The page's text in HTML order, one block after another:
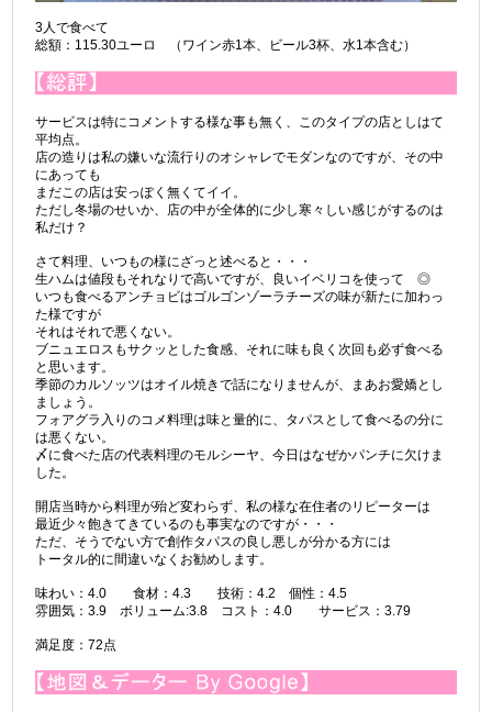
3人で食べて
総額：115.30ユーロ （ワイン赤1本、ビール3杯、水1本含む）
サービスは特にコメントする様な事も無く、このタイプの店としはて
平均点。
店の造りは私の嫌いな流行りのオシャレでモダンなのですが、その中
にあっても
まだこの店は安っぽく無くてイイ。
ただし冬場のせいか、店の中が全体的に少し寒々しい感じがするのは
私だけ？
さて料理、いつもの様にざっと述べると・・・
生ハムは値段もそれなりで高いですが、良いイベリコを使って ◎
いつも食べるアンチョビはゴルゴンゾーラチーズの味が新たに加わっ
た様ですが
それはそれで悪くない。
ブニュエロスもサクッとした食感、それに味も良く次回も必ず食べる
と思います。
季節のカルソッツはオイル焼きで話になりませんが、まあお愛嬌とし
ましょう。
フォアグラ入りのコメ料理は味と量的に、タパスとして食べるの分に
は悪くない。
〆に食べた店の代表料理のモルシーヤ、今日はなぜかパンチに欠けま
した。
開店当時から料理が殆ど変わらず、私の様な在住者のリピーターは
最近少々飽きてきているのも事実なのですが・・・
ただ、そうでない方で創作タパスの良し悪しが分かる方には
トータル的に間違いなくお勧めします。
味わい：4.0 食材：4.3 技術：4.2 個性：4.5
雰囲気：3.9 ボリューム:3.8 コスト：4.0 サービス：3.79
満足度：72点